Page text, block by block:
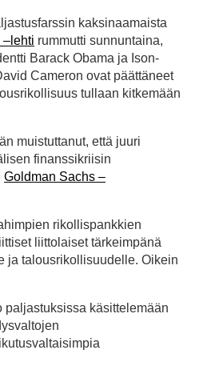
kaksinaamaista
–lehti rummutti sunnuntaina,
Barack Obama ja Ison-
Cameron ovat päättäneet
tullaan kitkemään
muistuttanut, että juuri
finanssikriisin
Goldman Sachs –
rikollispankkien
liittolaiset tärkeimpänä
ja talousrikollisuudelle. Oikein
paljastuksissa käsittelemään